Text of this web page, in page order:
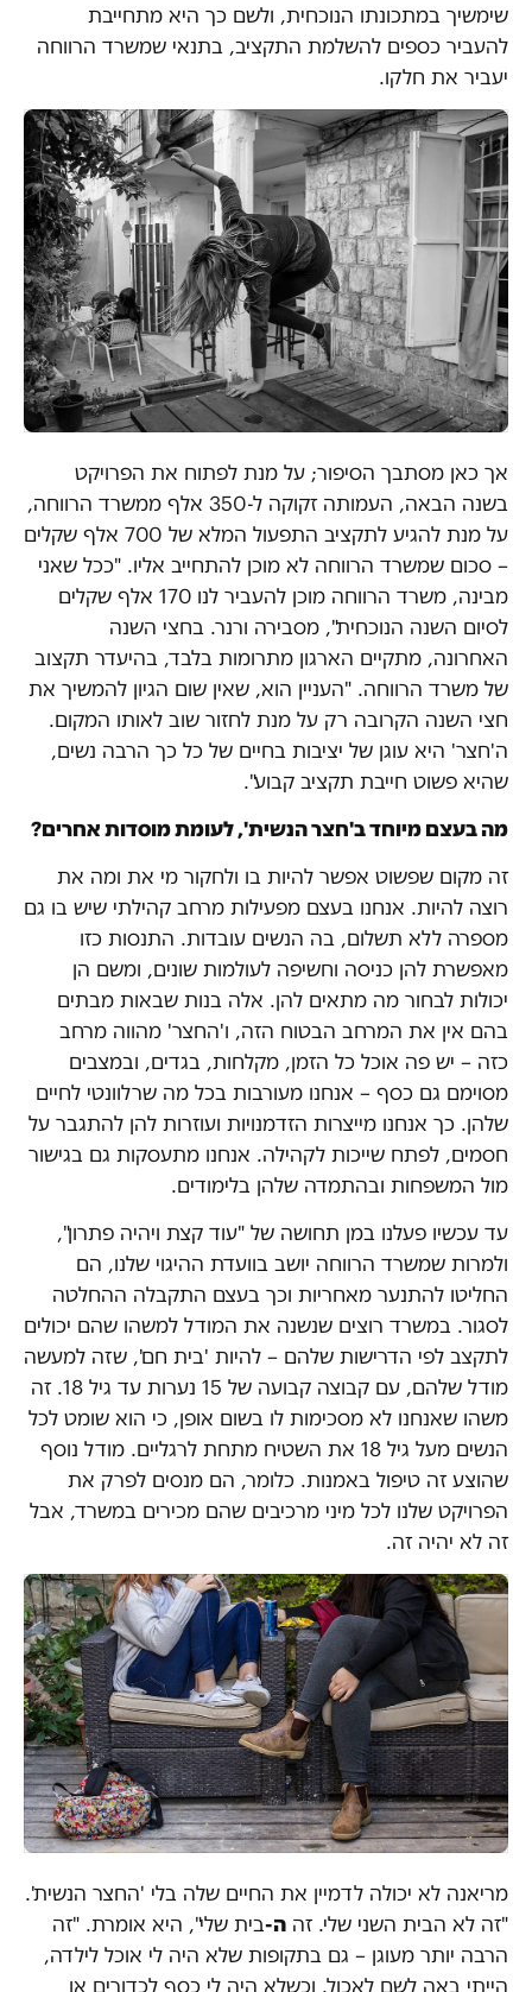
שימשיך במתכונתו הנוכחית, ולשם כך היא מתחייבת
להעביר כספים להשלמת התקציב, בתנאי שמשרד הרווחה
יעביר את חלקו.
אך כאן מסתבך הסיפור; על מנת לפתוח את הפרויקט
בשנה הבאה, העמותה זקוקה ל-350 אלף ממשרד הרווחה,
על מנת להגיע לתקציב התפעול המלא של 700 אלף שקלים
– סכום שמשרד הרווחה לא מוכן להתחייב אליו. "ככל שאני
מבינה, משרד הרווחה מוכן להעביר לנו 170 אלף שקלים
לסיום השנה הנוכחית", מסבירה ורנר. בחצי השנה
האחרונה, מתקיים הארגון מתרומות בלבד, בהיעדר תקצוב
של משרד הרווחה. "העניין הוא, שאין שום הגיון להמשיך את
חצי השנה הקרובה רק על מנת לחזור שוב לאותו המקום.
ה'חצר' היא עוגן של יציבות בחיים של כל כך הרבה נשים,
שהיא פשוט חייבת תקציב קבוע".
מה בעצם מיוחד ב'חצר הנשית', לעומת מוסדות אחרים?
זה מקום שפשוט אפשר להיות בו ולחקור מי את ומה את
רוצה להיות. אנחנו בעצם מפעילות מרחב קהילתי שיש בו גם
מספרה ללא תשלום, בה הנשים עובדות. התנסות כזו
מאפשרת להן כניסה וחשיפה לעולמות שונים, ומשם הן
יכולות לבחור מה מתאים להן. אלה בנות שבאות מבתים
בהם אין את המרחב הבטוח הזה, ו'החצר' מהווה מרחב
כזה – יש פה אוכל כל הזמן, מקלחות, בגדים, ובמצבים
מסוימם גם כסף – אנחנו מעורבות בכל מה שרלוונטי לחיים
שלהן. כך אנחנו מייצרות הזדמנויות ועוזרות להן להתגבר על
חסמים, לפתח שייכות לקהילה. אנחנו מתעסקות גם בגישור
מול המשפחות ובהתמדה שלהן בלימודים.
עד עכשיו פעלנו במן תחושה של "עוד קצת ויהיה פתרון",
ולמרות שמשרד הרווחה יושב בוועדת ההיגוי שלנו, הם
החליטו להתנער מאחריות וכך בעצם התקבלה ההחלטה
לסגור. במשרד רוצים שנשנה את המודל למשהו שהם יכולים
לתקצב לפי הדרישות שלהם – להיות 'בית חם', שזה למעשה
מודל שלהם, עם קבוצה קבועה של 15 נערות עד גיל 18. זה
משהו שאנחנו לא מסכימות לו בשום אופן, כי הוא שומט לכל
הנשים מעל גיל 18 את השטיח מתחת לרגליים. מודל נוסף
שהוצע זה טיפול באמנות. כלומר, הם מנסים לפרק את
הפרויקט שלנו לכל מיני מרכיבים שהם מכירים במשרד, אבל
זה לא יהיה זה.
מריאנה לא יכולה לדמיין את החיים שלה בלי 'החצר הנשית'.
"זה לא הבית השני שלי. זה ה-בית שלי", היא אומרת. "זה
הרבה יותר מעוגן – גם בתקופות שלא היה לי אוכל לילדה,
הייתי באה לשם לאכול. וכשלא היה לי כסף לכדורים או